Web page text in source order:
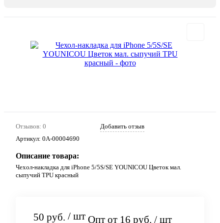
Отзывов: 0
Добавить отзыв
Артикул: 0А-00004690
Описание товара:
Чехол-накладка для iPhone 5/5S/SE YOUNICOU Цветок мал.
сыпучий TPU красный
50 руб. / шт Опт от 16 руб. / шт